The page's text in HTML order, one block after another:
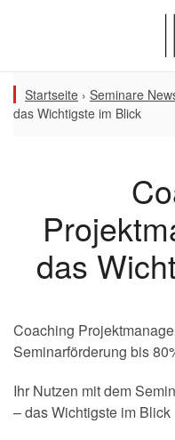
Startseite › Seminare
das Wichtigste im Blick
das
Coaching
Seminarförderung bis
Ihr Nutzen mit dem
– das Wichtigste im Blick